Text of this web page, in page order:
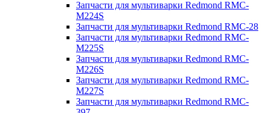
Запчасти для мультиварки Redmond RMC-
M224S
Запчасти для мультиварки Redmond RMC-28
Запчасти для мультиварки Redmond RMC-
M225S
Запчасти для мультиварки Redmond RMC-
M226S
Запчасти для мультиварки Redmond RMC-
M227S
Запчасти для мультиварки Redmond RMC-